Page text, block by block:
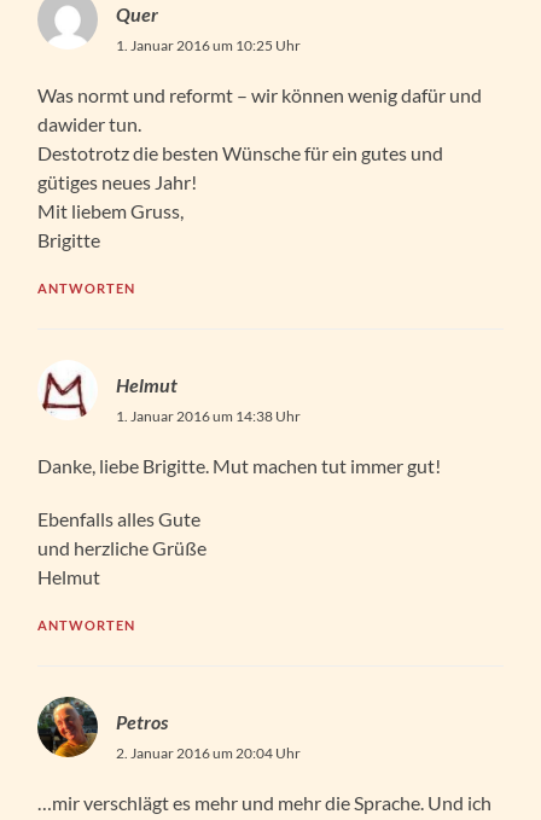
Quer
1. Januar 2016 um 10:25 Uhr
Was normt und reformt – wir können wenig dafür und
dawider tun.
Destotrotz die besten Wünsche für ein gutes und
gütiges neues Jahr!
Mit liebem Gruss,
Brigitte
ANTWORTEN
Helmut
1. Januar 2016 um 14:38 Uhr
Danke, liebe Brigitte. Mut machen tut immer gut!
Ebenfalls alles Gute
und herzliche Grüße
Helmut
ANTWORTEN
Petros
2. Januar 2016 um 20:04 Uhr
…mir verschlägt es mehr und mehr die Sprache. Und ich